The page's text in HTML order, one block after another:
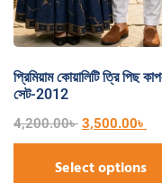
প্রিমিয়াম কোয়ালিটি ত্রি পিছ
সেট-2012
4,200.00৳ 3,500.00৳
Select options